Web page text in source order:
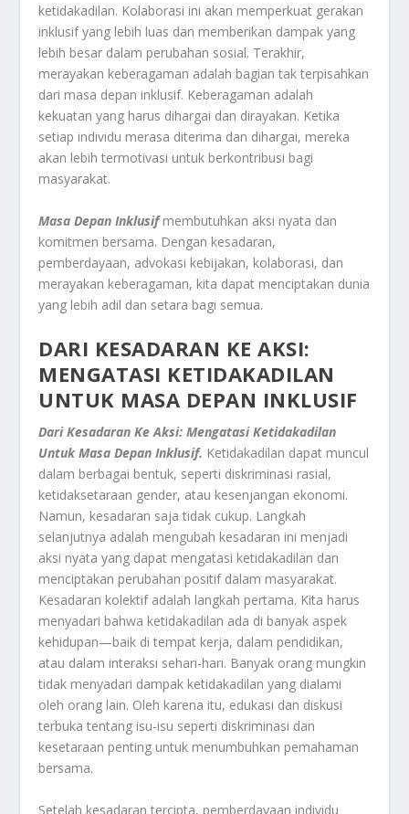
ketidakadilan. Kolaborasi ini akan memperkuat gerakan
inklusif yang lebih luas dan memberikan dampak yang
lebih besar dalam perubahan sosial. Terakhir,
merayakan keberagaman adalah bagian tak terpisahkan
dari masa depan inklusif. Keberagaman adalah
kekuatan yang harus dihargai dan dirayakan. Ketika
setiap individu merasa diterima dan dihargai, mereka
akan lebih termotivasi untuk berkontribusi bagi
masyarakat.
Masa Depan Inklusifmembutuhkan aksi nyata dan
komitmen bersama. Dengan kesadaran,
pemberdayaan, advokasi kebijakan, kolaborasi, dan
merayakan keberagaman, kita dapat menciptakan dunia
yang lebih adil dan setara bagi semua.
DARI KESADARAN KE AKSI:
MENGATASI KETIDAKADILAN
UNTUK MASA DEPAN INKLUSIF
Dari Kesadaran Ke Aksi: Mengatasi Ketidakadilan
Untuk Masa Depan Inklusif. Ketidakadilan dapat muncul
dalam berbagai bentuk, seperti diskriminasi rasial,
ketidaksetaraan gender, atau kesenjangan ekonomi.
Namun, kesadaran saja tidak cukup. Langkah
selanjutnya adalah mengubah kesadaran ini menjadi
aksi nyata yang dapat mengatasi ketidakadilan dan
menciptakan perubahan positif dalam masyarakat.
Kesadaran kolektif adalah langkah pertama. Kita harus
menyadari bahwa ketidakadilan ada di banyak aspek
kehidupan—baik di tempat kerja, dalam pendidikan,
atau dalam interaksi sehari-hari. Banyak orang mungkin
tidak menyadari dampak ketidakadilan yang dialami
oleh orang lain. Oleh karena itu, edukasi dan diskusi
terbuka tentang isu-isu seperti diskriminasi dan
kesetaraan penting untuk menumbuhkan pemahaman
bersama.
Setelah kesadaran tercipta, pemberdayaan individu